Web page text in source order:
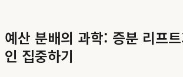
예산 분배의 과학: 증분 리프
인 집중하기